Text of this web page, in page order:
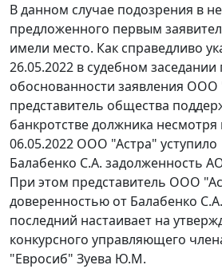
В данном случае подозрения в
предложенного первым
имели место. Как справедливо
26.05.2022 в судебном
обоснованности заявления ООО
представитель общества
банкротстве должника несмотря
06.05.2022 ООО "Астра" уступило
Балабенко С.А. задолженность
При этом представитель ООО
доверенностью от Балабенко
последний настаивает на
конкурсного управляющего
"Евросиб" Зуева Ю.М.